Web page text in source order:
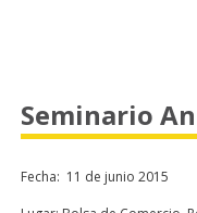
Seminario
Fecha: 11 de junio 2015